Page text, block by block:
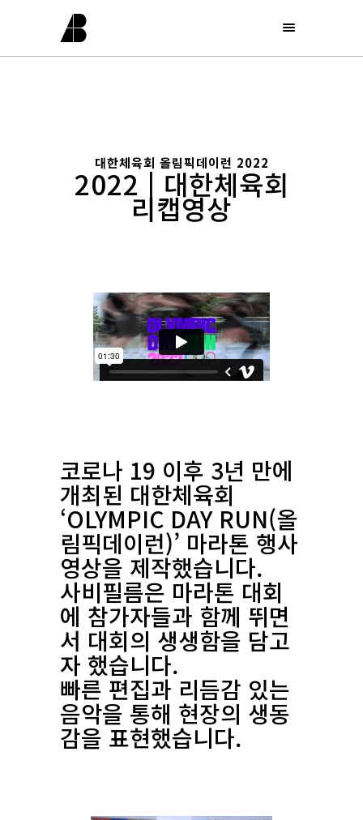
대한체육회 올림픽데이런 2022
2022 | 대한체육회
리캡영상
코로나 19 이후 3년 만에
개최된 대한체육회
‘OLYMPIC DAY RUN(올
림픽데이런)’ 마라톤 행사
영상을 제작했습니다.
사비필름은 마라톤 대회
에 참가자들과 함께 뛰면
서 대회의 생생함을 담고
자 했습니다.
빠른 편집과 리듬감 있는
음악을 통해 현장의 생동
감을 표현했습니다.